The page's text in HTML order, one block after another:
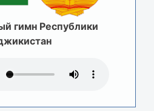
гимн Республики